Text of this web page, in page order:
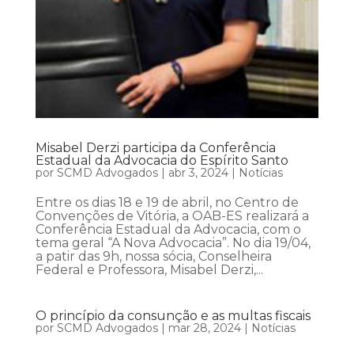
Misabel Derzi participa da Conferência
Estadual da Advocacia do Espírito Santo
por SCMD Advogados| abr 3, 2024| Notícias
Entre os dias 18 e 19 de abril, no Centro de
Convenções de Vitória, a OAB-ES realizará a
Conferência Estadual da Advocacia, com o
tema geral “A Nova Advocacia”. No dia 19/04,
a patir das 9h, nossa sócia, Conselheira
Federal e Professora, Misabel Derzi,...
O princípio da consunção e as multas fiscais
por SCMD Advogados| mar 28, 2024| Notícias